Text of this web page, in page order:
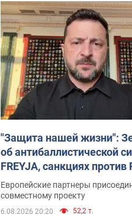
"Защита нашей жизни":
об антибаллистической
FREYJA, санкциях против
поддержке аграриев.
Европейские партнеры
совместному проекту
6.08.2026 20:20 52,2 т.